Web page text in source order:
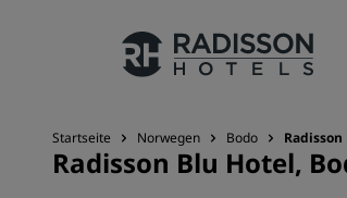
Unsere Marken
Startseite Norwegen Bodo
Radisson Blu Hotel,